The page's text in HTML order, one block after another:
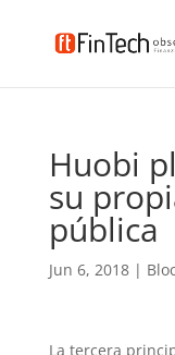
Huobi
su
pública
Jun 6, 2018|
La tercera